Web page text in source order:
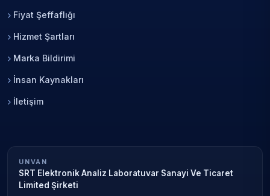
Fiyat Şeffaflığı
Hizmet Şartları
Marka Bildirimi
İnsan Kaynakları
İletişim
UNVAN
SRT Elektronik Analiz Laboratuvar Sanayi Ve Ticaret
Limited Şirketi